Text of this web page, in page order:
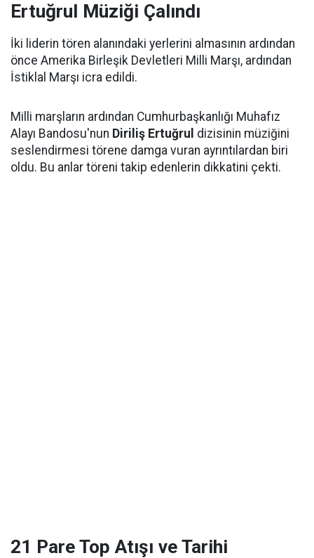
Ertuğrul Müziği Çalındı
İki liderin tören alanındaki yerlerini almasının ardından
önce Amerika Birleşik Devletleri Milli Marşı, ardından
İstiklal Marşı icra edildi.
Milli marşların ardından Cumhurbaşkanlığı Muhafız
Alayı Bandosu'nun Diriliş Ertuğrul dizisinin müziğini
seslendirmesi törene damga vuran ayrıntılardan biri
oldu. Bu anlar töreni takip edenlerin dikkatini çekti.
21 Pare Top Atışı ve Tarihi